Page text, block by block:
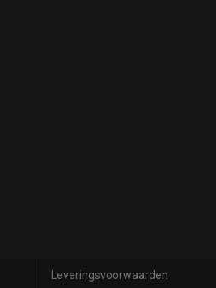
Leveringsvoorwaarden